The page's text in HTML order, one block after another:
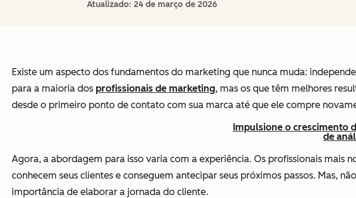
Atualizado: 24 de março de 2026
Existe um aspecto dos fundamentos do marketing que nunca muda:
para a maioria dos profissionais de marketing, mas os que têm melhores
desde o primeiro ponto de contato com sua marca até que ele compre
Impulsione o crescimento
de
Agora, a abordagem para isso varia com a experiência. Os profissionais mais
conhecem seus clientes e conseguem antecipar seus próximos passos. Mas,
importância de elaborar a jornada do cliente.